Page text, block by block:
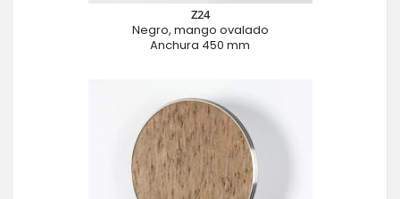
Z24
Negro, mango ovalado
Anchura 450 mm